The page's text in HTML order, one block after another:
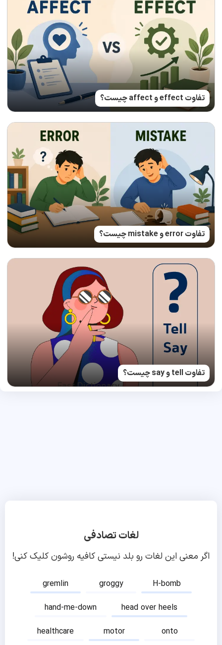
تفاوت effect و affect چیست؟
تفاوت error و mistake چیست؟
تفاوت tell و say چیست؟
لغات تصادفی
اگر معنی این لغات رو بلد نیستی کافیه روشون کلیک کنی!
gremlin groggy
H-bomb
hand-me-down
head over heels
healthcare
motor
onto